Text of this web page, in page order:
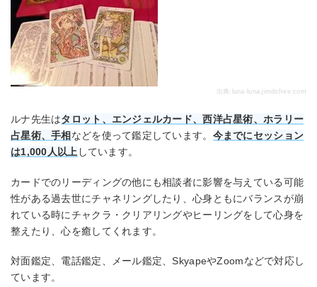
出典: luna-luna.jimdofree.com
ルナ先生はタロット、エンジェルカード、西洋占星術、ホラリー
占星術、手相などを使って鑑定しています。 今までにセッション
は1,000人以上 しています。
カードでのリーディングの他にも相談者に影響を与えている可能
性がある過去世にチャネリングしたり、心身ともにバランスが崩
れている時にチャクラ・クリアリングやヒーリングをして心身を
整えたり、心を癒してくれます。
対面鑑定、電話鑑定、メール鑑定、SkyapeやZoomなどで対応し
ています。